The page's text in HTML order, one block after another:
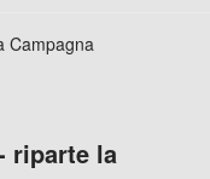
riparte la